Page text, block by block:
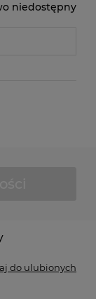
niedostępny
do ulubionych